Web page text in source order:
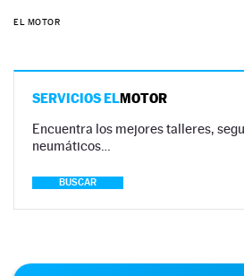
EL MOTOR
SERVICIOS ELMOTOR
Encuentra los mejores talleres,
neumáticos…
BUSCAR